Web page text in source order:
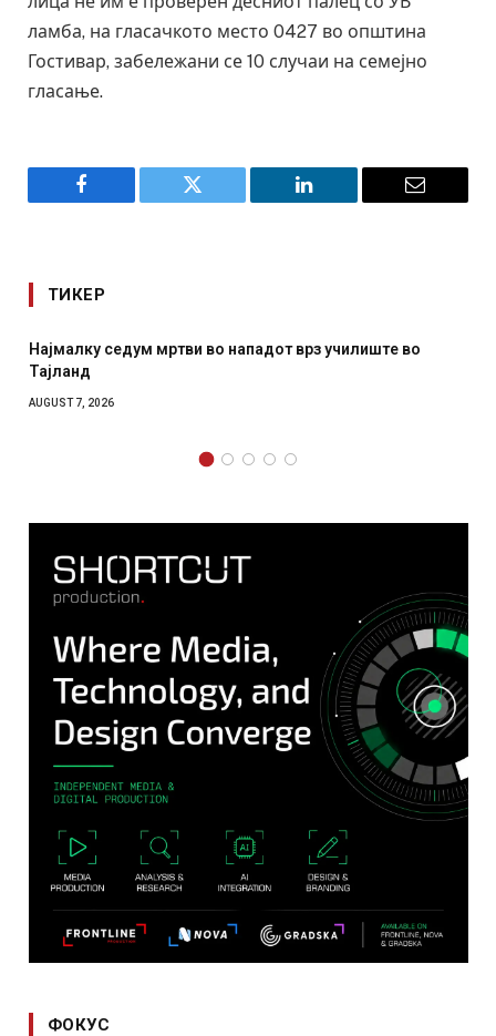
ламба, на гласачкото место 0427 во општина
Гостивар, забележани се 10 случаи на семејно
гласање.
Facebook Twitter LinkedIn Email
ТИКЕР
во
СОЗИС: Украинците повеќе им веруваат на
ФОКУС